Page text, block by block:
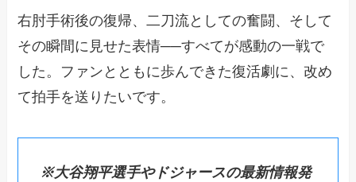
右肘手術後の復帰、二刀流としての奮闘、そして
その瞬間に見せた表情──すべてが感動の一戦で
した。ファンとともに歩んできた復活劇に、改め
て拍手を送りたいです。
※大谷翔平選手やドジャースの最新情報発